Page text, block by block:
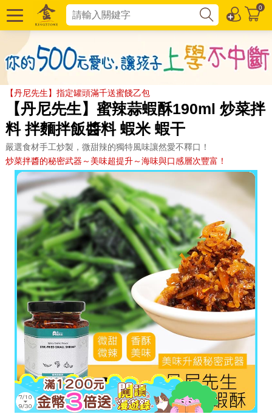
0
【丹尼先生】指定罐頭滿千送蜜餞乙包
【丹尼先生】蜜辣蒜蝦酥190ml 炒菜拌
料 拌麵拌飯醬料 蝦米 蝦干
嚴選食材手工炒製，微甜辣的獨特風味讓然愛不釋口！
炒菜拌醬的秘密武器～美味超提升～海味與口感層次豐富！